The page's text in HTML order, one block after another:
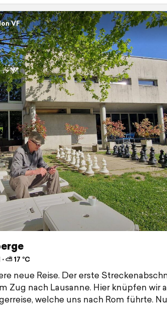
VF
⛅ 17 °C
neue Reise. Der erste
Zug nach Lausanne. Hier knüpfen wir
welche uns nach Rom führte.